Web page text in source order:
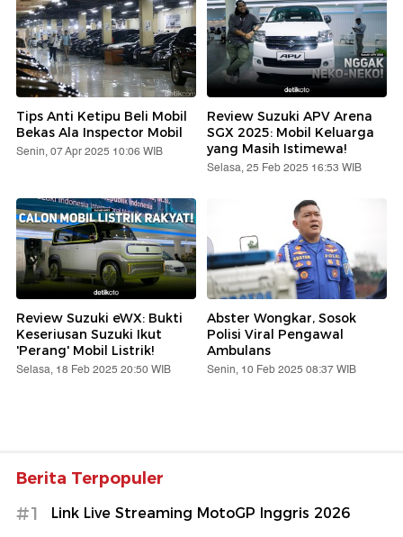
Tips Anti Ketipu Beli Mobil
Bekas Ala Inspector Mobil
Senin, 07 Apr 2025 10:06 WIB
Review Suzuki APV Arena
SGX 2025: Mobil Keluarga
yang Masih Istimewa!
Selasa, 25 Feb 2025 16:53 WIB
Review Suzuki eWX: Bukti
Keseriusan Suzuki Ikut
'Perang' Mobil Listrik!
Selasa, 18 Feb 2025 20:50 WIB
Abster Wongkar, Sosok
Polisi Viral Pengawal
Ambulans
Senin, 10 Feb 2025 08:37 WIB
Berita Terpopuler
#1 Link Live Streaming MotoGP Inggris 2026